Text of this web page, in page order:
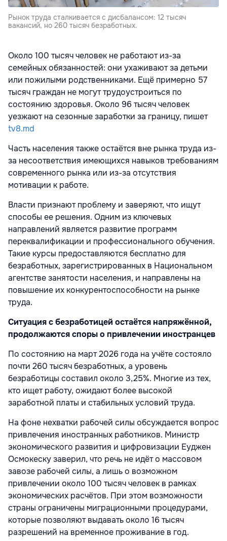
Рынок труда сталкивается с дисбалансом: 12 тысяч
вакансий, но 260 тысяч безработных.
Около 100 тысяч человек не работают из-за
семейных обязанностей: они ухаживают за детьми
или пожилыми родственниками. Ещё примерно 57
тысяч граждан не могут трудоустроиться по
состоянию здоровья. Около 96 тысяч человек
уезжают на сезонные заработки за границу, пишет
tv8.md
Часть населения также остаётся вне рынка труда из-
за несоответствия имеющихся навыков требованиям
современного рынка или из-за отсутствия
мотивации к работе.
Власти признают проблему и заверяют, что ищут
способы ее решения. Одним из ключевых
направлений является развитие программ
переквалификации и профессионального обучения.
Такие курсы предоставляются бесплатно для
безработных, зарегистрированных в Национальном
агентстве занятости населения, и направлены на
повышение их конкурентоспособности на рынке
труда.
Ситуация с безработицей остаётся напряжённой,
продолжаются споры о привлечении иностранцев
По состоянию на март 2026 года на учёте состояло
почти 260 тысяч безработных, а уровень
безработицы составил около 3,25%. Многие из тех,
кто ищет работу, ожидают более высокой
заработной платы и стабильных условий труда.
На фоне нехватки рабочей силы обсуждается вопрос
привлечения иностранных работников. Министр
экономического развития и цифровизации Еуджен
Осмокеску заверил, что речь не идёт о массовом
завозе рабочей силы, а лишь о возможном
привлечении около 100 тысяч человек в рамках
экономических расчётов. При этом возможности
страны ограничены миграционными процедурами,
которые позволяют выдавать около 16 тысяч
разрешений на временное проживание в год.